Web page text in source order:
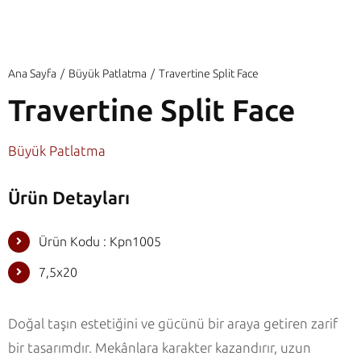
Ana Sayfa Büyük Patlatma Travertine Split Face
Travertine Split Face
Büyük Patlatma
Ürün Detayları
Ürün Kodu : Kpn1005
7,5x20
Doğal taşın estetiğini ve gücünü bir araya getiren zarif
bir tasarımdır. Mekânlara karakter kazandırır, uzun